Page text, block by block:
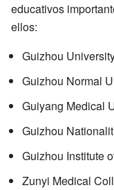
educativos
ellos:
Guizhou
Guizhou Normal
Guiyang Medical
Guizhou
Guizhou Institute
Zunyi Medical